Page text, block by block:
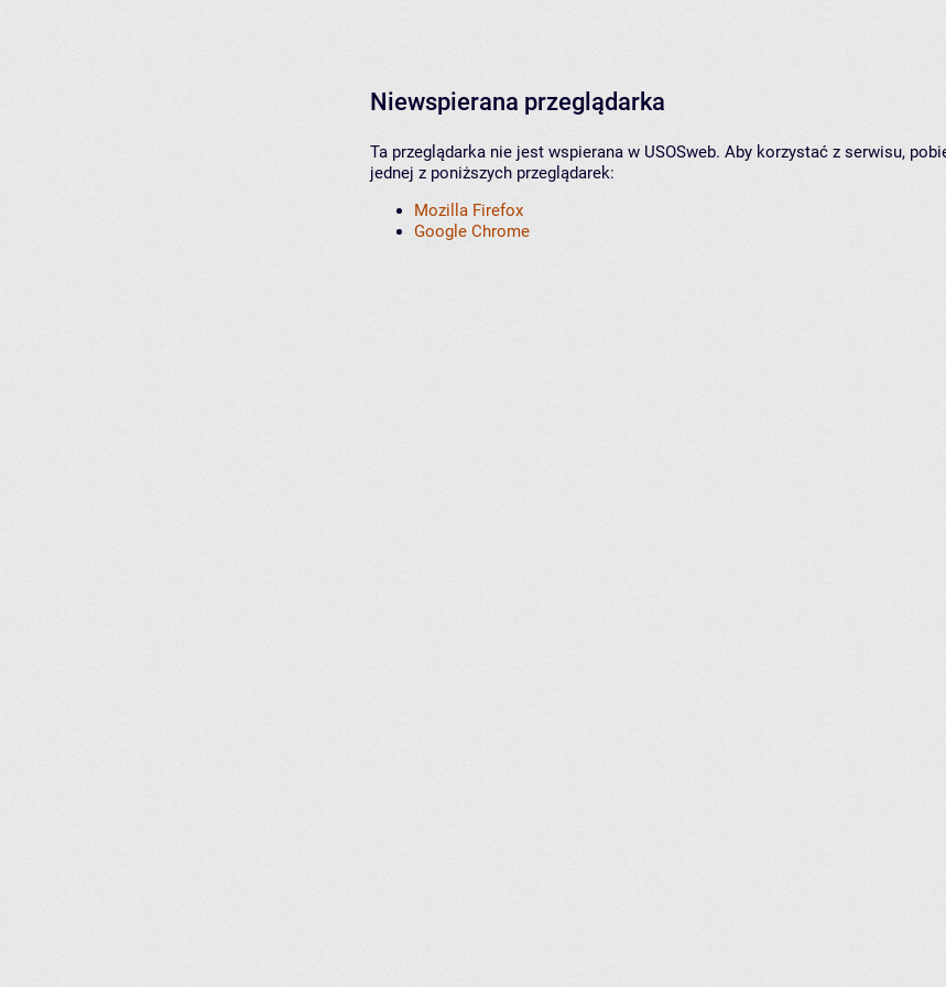
Niewspierana przeglądarka
Ta przeglądarka nie jest wspierana w USOSweb. Aby korzystać z serwisu,
jednej z poniższych przeglądarek:
Mozilla Firefox
Google Chrome